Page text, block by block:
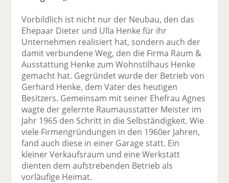
Vorbildlich ist nicht nur der Neubau, den das
Ehepaar Dieter und Ulla Henke für ihr
Unternehmen realisiert hat, sondern auch der
damit verbundene Weg, den die Firma Raum &
Ausstattung Henke zum Wohnstilhaus Henke
gemacht hat. Ge­gründet wurde der Betrieb von
Gerhard Henke, dem Vater des heutigen
Besitzers. Gemeinsam mit seiner Ehefrau Agnes
wagte der gelernte Raumausstatter Meister im
Jahr 1965 den Schritt in die Selbständigkeit. Wie
viele Firmengründungen in den 1960er Jahren,
fand auch diese in einer Garage statt. Ein
kleiner Verkaufsraum und eine Werkstatt
dienten dem aufstrebenden Betrieb als
vorläufige Heimat.